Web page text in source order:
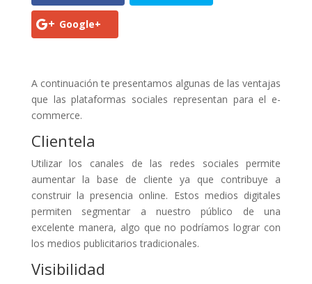
Google+
A continuación te presentamos algunas de las ventajas
que las plataformas sociales representan para el e-
commerce.
Clientela
Utilizar los canales de las redes sociales permite
aumentar la base de cliente ya que contribuye a
construir la presencia online. Estos medios digitales
permiten segmentar a nuestro público de una
excelente manera, algo que no podríamos lograr con
los medios publicitarios tradicionales.
Visibilidad